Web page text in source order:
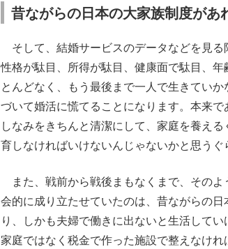
昔ながらの日本の大家族制度が
そして、結婚サービスのデータなどを見る
性格が駄目、所得が駄目、健康面で駄目、
とんどなく、もう最後まで一人で生きてい
づいて婚活に慌てることになります。本来
しなみをきちんと清潔にして、家庭を養え
育しなければいけないんじゃないかと思うぐ
また、戦前から戦後まもなくまで、そのよ
会的に成り立たせていたのは、昔ながらの
り、しかも夫婦で働きに出ないと生活して
家庭ではなく税金で作った施設で整えなけれ